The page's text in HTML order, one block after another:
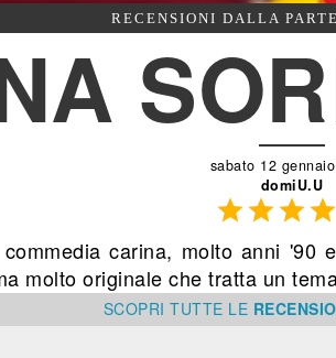
RECENSIONI DALLA
sabato 12
domiU.U

carina, molto anni
molto originale che tratta un
SCOPRITUTTE LE